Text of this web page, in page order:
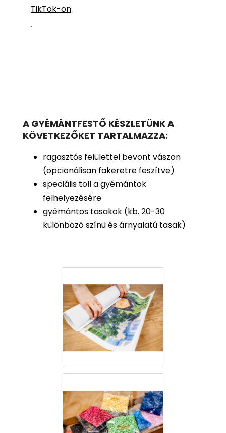
TikTok-on
.
A GYÉMÁNTFESTŐ KÉSZLETÜNK A
KÖVETKEZŐKET TARTALMAZZA:
ragasztós felülettel bevont vászon
(opcionálisan fakeretre feszítve)
speciális toll a gyémántok
felhelyezésére
gyémántos tasakok (kb. 20-30
különböző színű és árnyalatú tasak)